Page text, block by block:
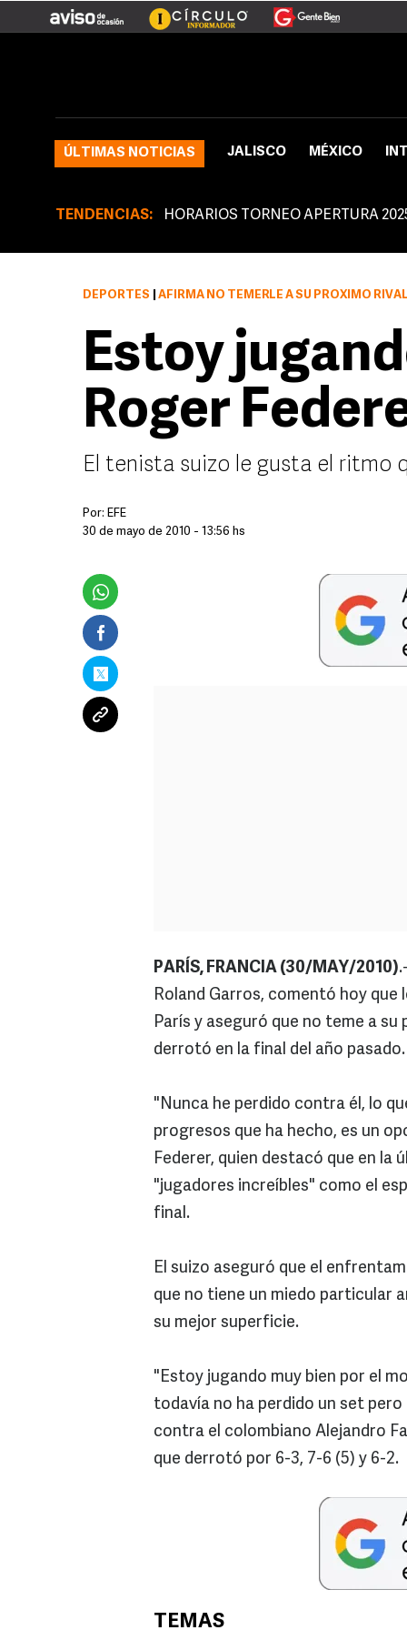
ÚLTIMAS NOTICIAS JALISCO MÉXICO
TENDENCIAS: HORARIOS TORNEO APERTURA
DEPORTES AFIRMA NO TEMERLE A SU PRÓXIMO
Estoy
Roger
El tenista suizo le gusta el ritmo
Por: EFE
30 de mayo de 2010 - 13:56 hs
PARÍS, FRANCIA (30/MAY/2010)
Roland Garros, comentó hoy
París y aseguró que no teme a su
derrotó en la final del año pasado.
"Nunca he perdido contra él, lo
progresos que ha hecho, es un
Federer, quien destacó que en
"jugadores increíbles" como el
final.
El suizo aseguró que el
que no tiene un miedo particular
su mejor superficie.
"Estoy jugando muy bien por el
todavía no ha perdido un set
contra el colombiano Alejandro
que derrotó por 6-3, 7-6 (5) y 6-2.
TEMAS